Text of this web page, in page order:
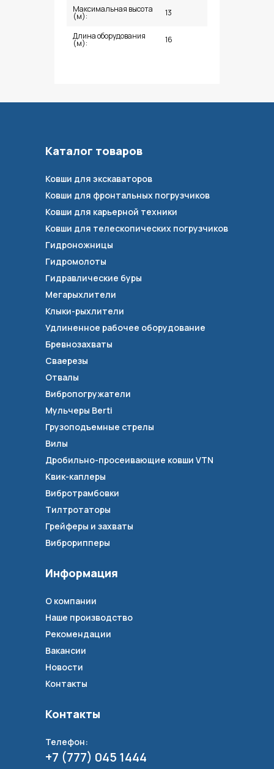
Максимальная высота
(м): 13
Длина оборудования
(м): 16
Каталог товаров
Ковши для экскаваторов
Ковши для фронтальных погрузчиков
Ковши для карьерной техники
Ковши для телескопических погрузчиков
Гидроножницы
Гидромолоты
Гидравлические буры
Мегарыхлители
Клыки-рыхлители
Удлиненное рабочее оборудование
Бревнозахваты
Сваерезы
Отвалы
Вибропогружатели
Мульчеры Berti
Грузоподъемные стрелы
Вилы
Дробильно-просеивающие ковши VTN
Квик-каплеры
Вибротрамбовки
Тилтротаторы
Грейферы и захваты
Виброрипперы
Информация
О компании
Наше производство
Рекомендации
Вакансии
Новости
Контакты
Контакты
Телефон:
+7 (777) 045 1444